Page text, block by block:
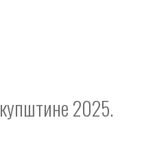
2025.